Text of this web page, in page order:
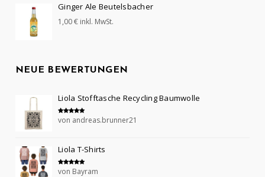
Ginger Ale Beutelsbacher
1,00€ inkl. MwSt.
NEUE BEWERTUNGEN
Liola Stofftasche Recycling Baumwolle
Bewertet mit
von andreas.brunner21
Liola T-Shirts
Bewertet mit
von Bayram